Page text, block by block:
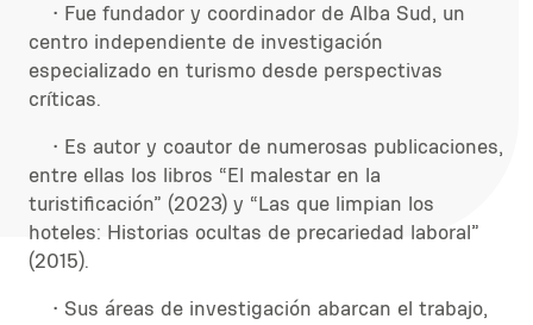
• Fue fundador y coordinador de Alba Sud, un
centro independiente de investigación
especializado en turismo desde perspectivas
críticas.
• Es autor y coautor de numerosas publicaciones,
entre ellas los libros “El malestar en la
turistificación” (2023) y “Las que limpian los
hoteles: Historias ocultas de precariedad laboral”
(2015).
• Sus áreas de investigación abarcan el trabajo,